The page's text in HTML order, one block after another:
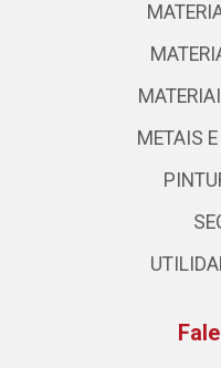
METAIS